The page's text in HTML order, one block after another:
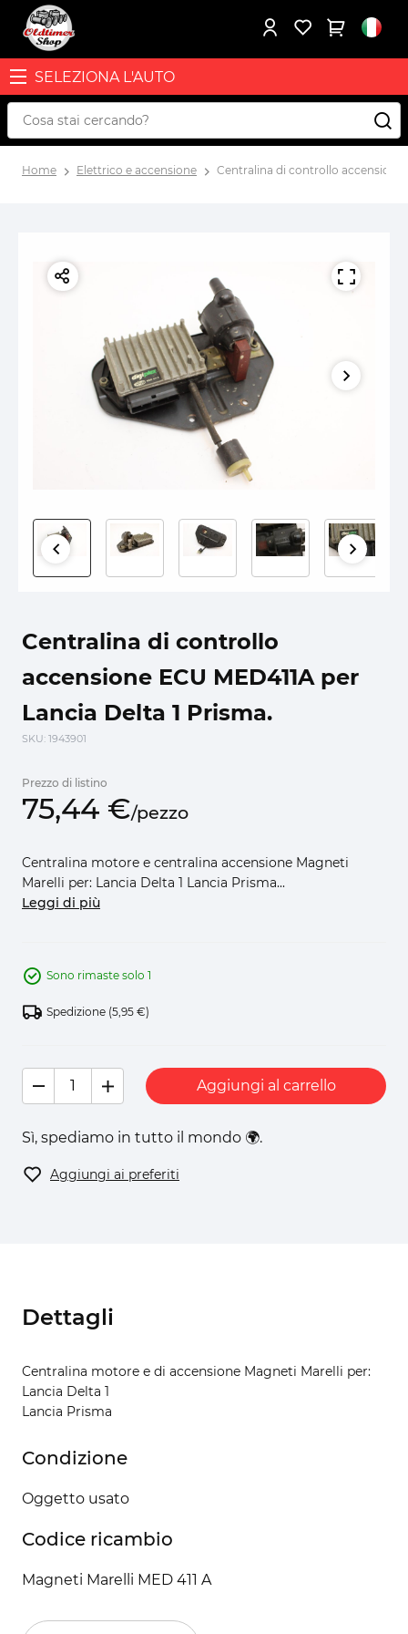
SELEZIONA L'AUTO
Home Elettrico e accensione Centralina di controllo accensione
Centralina di controllo
accensione ECU MED411A per
Lancia Delta 1 Prisma.
SKU: 1943901
Prezzo di listino
75,44 €/pezzo
Centralina motore e centralina accensione Magneti
Marelli per: Lancia Delta 1 Lancia Prisma...
Leggi di più
Sono rimaste solo 1
Spedizione (5,95 €)
Aggiungi al carrello
Sì, spediamo in tutto il mondo 🌍.
Aggiungi ai preferiti
Dettagli
Centralina motore e di accensione Magneti Marelli per:
Lancia Delta 1
Lancia Prisma
Condizione
Oggetto usato
Codice ricambio
Magneti Marelli MED 411 A